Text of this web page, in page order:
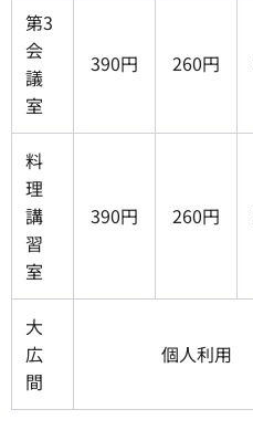
第3
会
議
室
390円 260円
料
理
講
習
室
390円 260円
大
広
間
個人利用